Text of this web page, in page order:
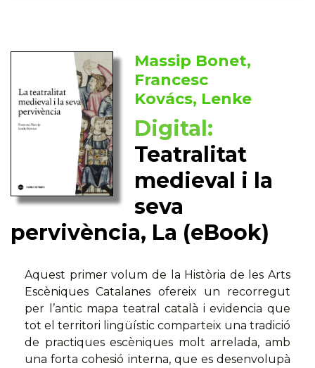
Massip Bonet,
Francesc
Kovács, Lenke
Digital:
Teatralitat
medieval i la
seva
pervivència, La (eBook)
Aquest primer volum de la Història de les Arts
Escèniques Catalanes ofereix un recorregut
per l’antic mapa teatral català i evidencia que
tot el territori lingüístic comparteix una tradició
de practiques escèniques molt arrelada, amb
una forta cohesió interna, que es desenvolupà